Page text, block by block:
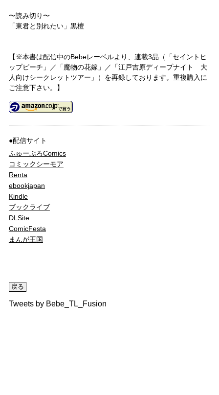
〜読み切り〜
「東君と別れたい」黒檀
【※本書は配信中のBebeレーベルより、連載3品（「セイントヒ
ップピーチ」／「魔物の花嫁」／「江戸吉原ディープナイト 大
人向けシークレットツアー」）を再録しております。重複購入に
ご注意下さい。】
●配信サイト
ふゅーぷろComics
コミックシーモア
Renta
ebookjapan
Kindle
ブックライブ
DLSite
ComicFesta
まんが王国
Tweets by Bebe_TL_Fusion